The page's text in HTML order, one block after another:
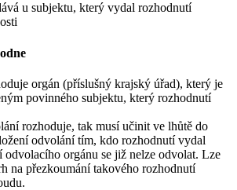
u subjektu, který vydal rozhodnutí
orgán (příslušný krajský úřad), který je
povinného subjektu, který rozhodnutí
rozhoduje, tak musí učinit ve lhůtě do
odvolání tím, kdo rozhodnutí vydal
odvolacího orgánu se již nelze odvolat. Lze
na přezkoumání takového rozhodnutí